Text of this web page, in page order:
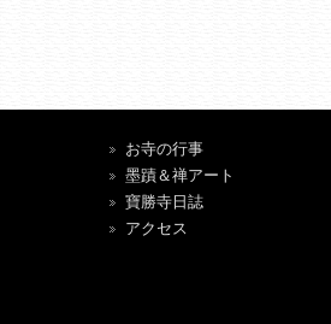
お寺の行事
墨蹟＆禅アート
寶勝寺日誌
アクセス